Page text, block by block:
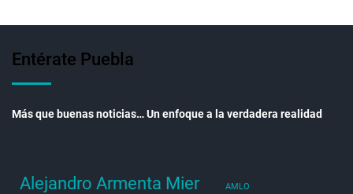
Entérate Puebla
Más que buenas noticias… Un enfoque a la verdadera realidad
Alejandro Armenta Mier AMLO